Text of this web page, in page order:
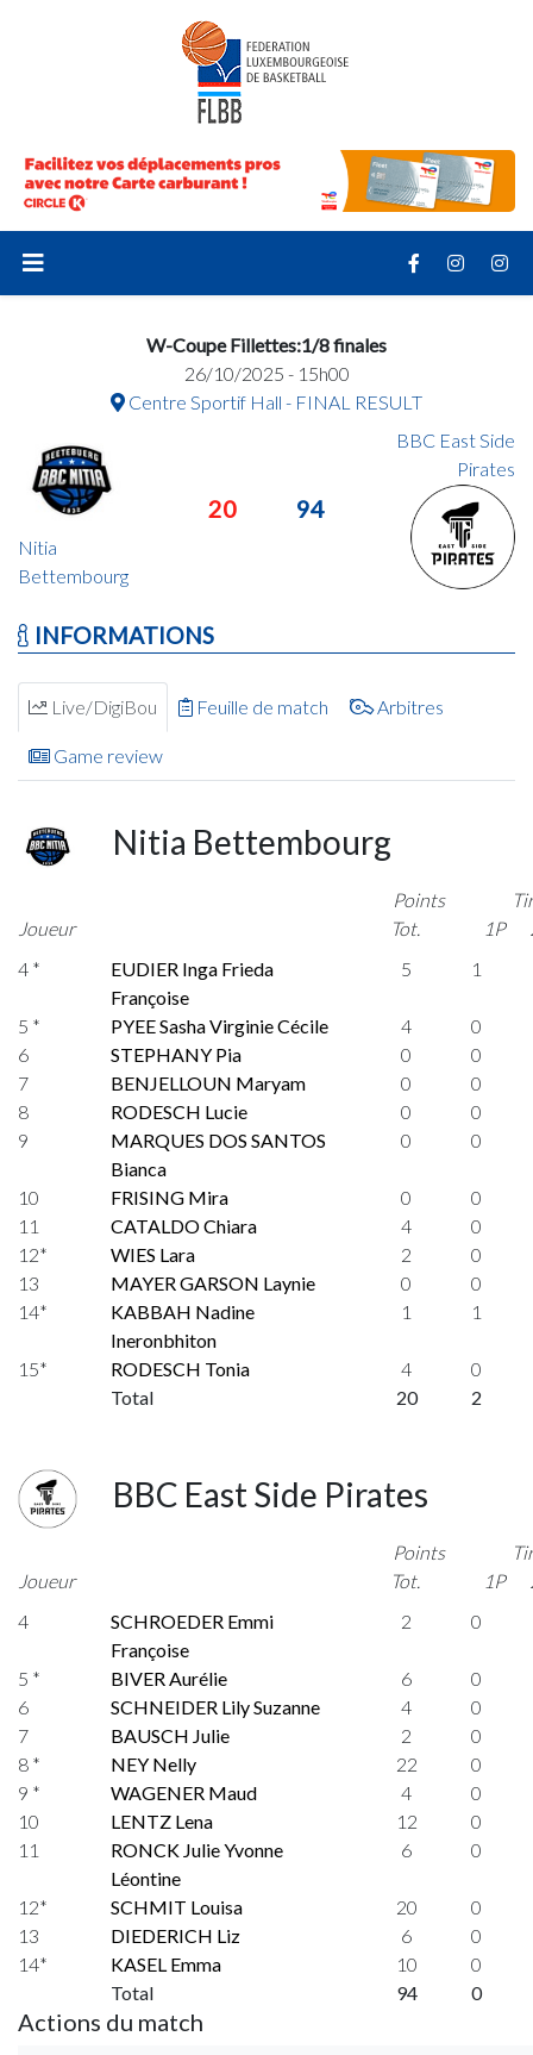
W-Coupe Fillettes:1/8 finales
26/10/2025 - 15h00
Centre Sportif Hall - FINAL RESULT
Nitia
Bettembourg
20 94
BBC East Side
Pirates
INFORMATIONS
Live/DigiBou Feuille de match Arbitres
Game review
Nitia Bettembourg
Joueur
Points
Tot.
1P
4 *
EUDIER Inga Frieda
Françoise
5 1
5 * PYEE Sasha Virginie Cécile 4
0
6
STEPHANY Pia 0
0
7
BENJELLOUN Maryam 0
0
8
RODESCH Lucie 0
0
9
MARQUES DOS SANTOS
Bianca
0 0
10 FRISING Mira 0
0
11
CATALDO Chiara 4
0
12*
WIES Lara 2
0
13
MAYER GARSON Laynie 0
0
14*
KABBAH Nadine
Ineronbhiton
1 1
15* RODESCH Tonia 4
0
Total
20 2
BBC East Side Pirates
Joueur
Points
Tot.
1P
4
SCHROEDER Emmi
Françoise
2 0
5 * BIVER Aurélie 6
0
6
SCHNEIDER Lily Suzanne 4
0
7
BAUSCH Julie 2
0
8 *
NEY Nelly 22
0
9 *
WAGENER Maud 4
0
10
LENTZ Lena 12
0
11
RONCK Julie Yvonne
Léontine
6 0
12* SCHMIT Louisa 20
0
13
DIEDERICH Liz 6
0
14*
KASEL Emma 10
0
Total
94 0
Actions du match